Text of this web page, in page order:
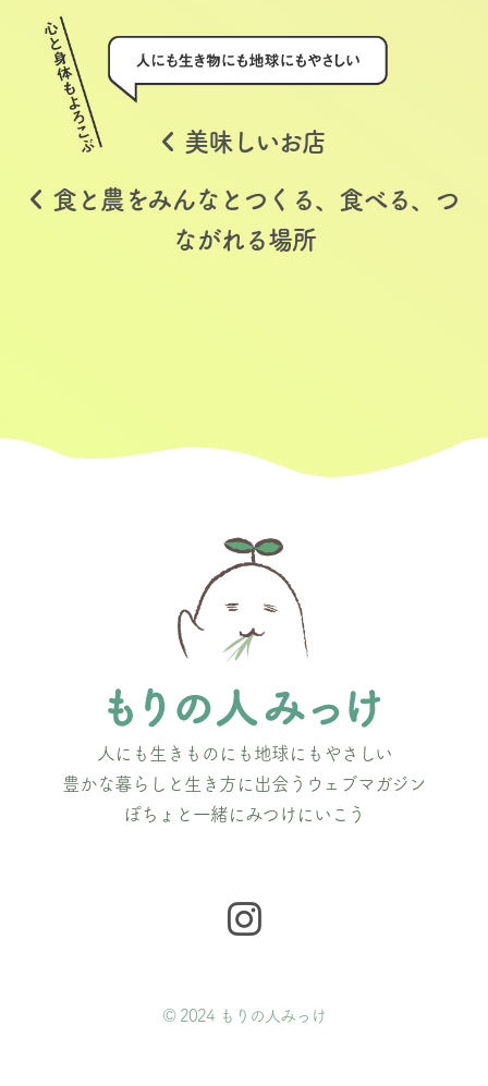
美味しいお店
食と農をみんなとつくる、食べる、つ
ながれる場所
人にも生きものにも地球にもやさしい
豊かな暮らしと生き方に出会うウェブマガジン
ぽちょと一緒にみつけにいこう
© 2024 もりの人みっけ